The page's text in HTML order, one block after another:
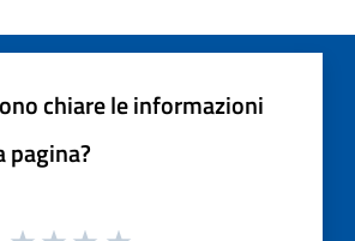
chiare le informazioni
pagina?